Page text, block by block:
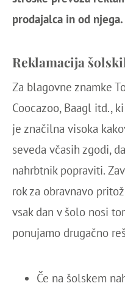
prodajalca in od njega.
Reklamacija
Za blagovne znamke
Coocazoo, Baagl itd.,
je značilna visoka
seveda včasih zgodi,
nahrbtnik popraviti.
rok za obravnavo
vsak dan v šolo nosi
ponujamo drugačno
Če na šolskem